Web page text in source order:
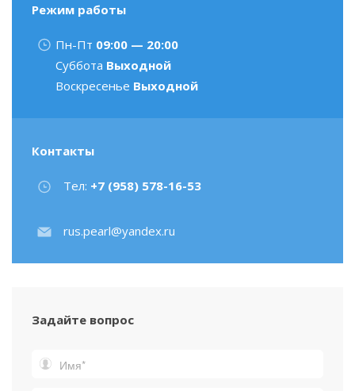
Режим работы
Пн-Пт 09:00 — 20:00
Суббота Выходной
Воскресенье Выходной
Контакты
Тел: +7 (958) 578-16-53
rus.pearl@yandex.ru
Задайте вопрос